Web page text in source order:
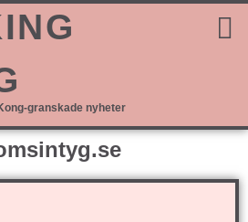
granskade nyheter